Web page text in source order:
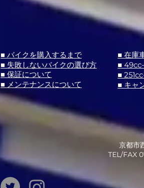
■ バイクを購入するまで
■ 失敗しないバイクの選び方
■ 保証について
■ メンテナンスについて
■ 在庫
■
■
■ キャ
京都市
​TEL/FAX